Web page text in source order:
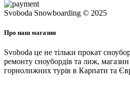
Svoboda Snowboarding © 2025
Про наш магазин
Svoboda це не тільки прокат
ремонту сноубордів та лиж, магазин
горнолижних турів в Карпати та